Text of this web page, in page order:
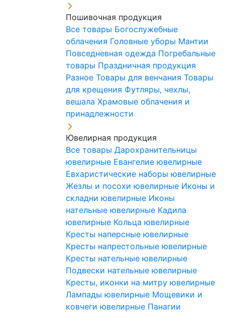
Пошивочная продукция
Все товары Богослужебные
облачения Головные уборы Мантии
Повседневная одежда Погребальные
товары Праздничная продукция
Разное Товары для венчания Товары
для крещения Футляры, чехлы,
вешала Храмовые облачения и
принадлежности
Ювелирная продукция
Все товары Дарохранительницы
ювелирные Евангелие ювелирные
Евхаристические наборы ювелирные
Жезлы и посохи ювелирные Иконы и
складни ювелирные Иконы
нательные ювелирные Кадила
ювелирные Кольца ювелирные
Кресты наперсные ювелирные
Кресты напрестольные ювелирные
Кресты нательные ювелирные
Подвески нательные ювелирные
Кресты, иконки на митру ювелирные
Лампады ювелирные Мощевики и
ковчеги ювелирные Панагии